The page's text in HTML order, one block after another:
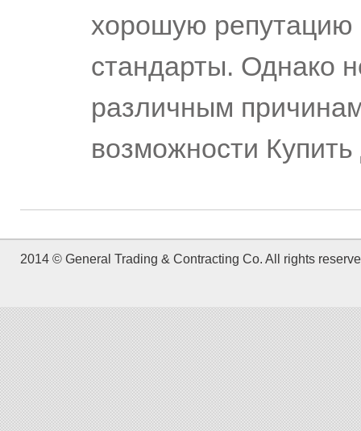
хорошую репутацию
стандарты. Однако
различным
возможности
2014 © General Trading & Contracting Co. All rights